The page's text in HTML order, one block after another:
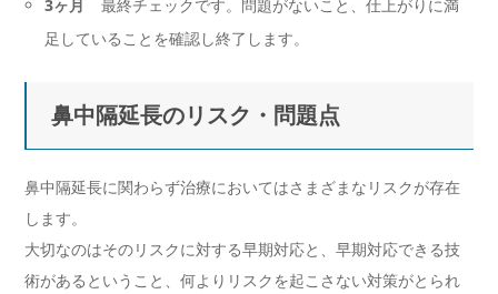
3ヶ月
最終チェックです。問題がないこと、仕上がりに満
足していることを確認し終了します。
鼻中隔延長のリスク・問題点
鼻中隔延長に関わらず治療においてはさまざまなリスクが存在
します。
大切なのはそのリスクに対する早期対応と、早期対応できる技
術があるということ、何よりリスクを起こさない対策がとられ